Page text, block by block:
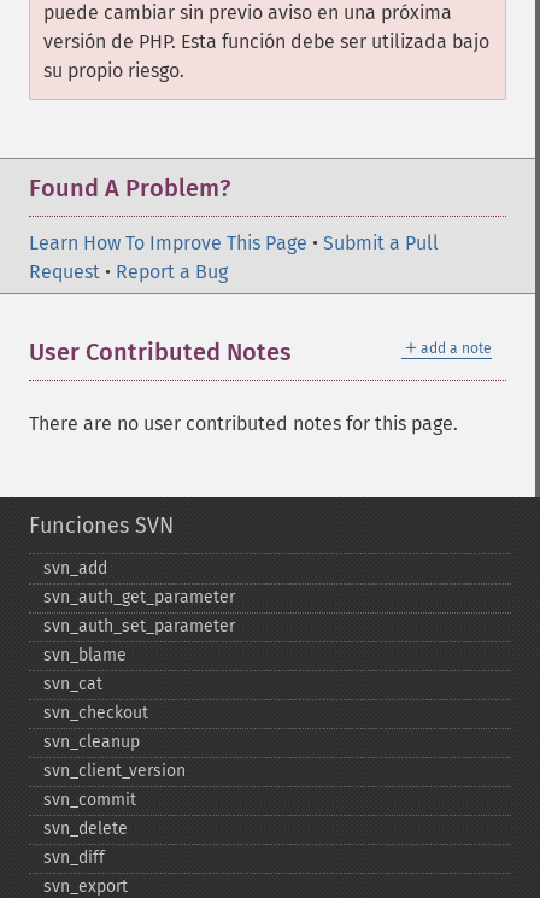
puede cambiar sin previo aviso en una próxima
versión de PHP. Esta función debe ser utilizada bajo
su propio riesgo.
Found A Problem?
Learn How To Improve This Page • Submit a Pull
Request • Report a Bug
＋ add a note
User Contributed Notes
There are no user contributed notes for this page.
Funciones SVN
svn_​add
svn_​auth_​get_​parameter
svn_​auth_​set_​parameter
svn_​blame
svn_​cat
svn_​checkout
svn_​cleanup
svn_​client_​version
svn_​commit
svn_​delete
svn_​diff
svn_​export